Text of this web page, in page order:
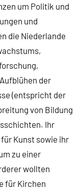
um Politik und
und
die Niederlande
der
(entspricht der
von Bildung
Ihr
Kunst sowie ihr
zu einer
wollten
für Kirchen